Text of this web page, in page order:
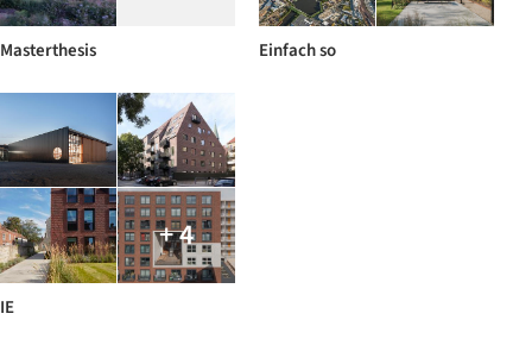
Masterthesis Einfach so
+ 4
IE